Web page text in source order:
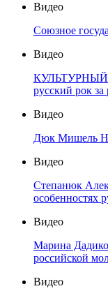
Видео
Союзное
Видео
КУЛЬТУРНЫЙ
русский рок
Видео
Дюк Мишель
Видео
Степанюк
особенностях
Видео
Марина
российской
Видео